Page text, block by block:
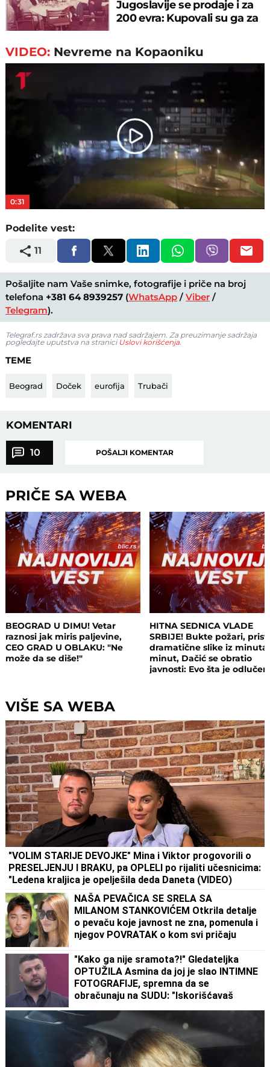
Jugoslavije se prodaje i za
200 evra: Kupovali su ga za
VIDEO: Nevreme na Kopaoniku
Play
Video
0:31
Podelite vest:
11
Pošaljite nam Vaše snimke, fotografije i priče na broj
telefona +381 64 8939257 (WhatsApp /Viber /
Telegram).
Telegraf.rs zadržava sva prava nad sadržajem. Za preuzimanje sadržaja
pogledajte uputstva na stranici Uslovi korišćenja.
TEME
Beograd Doček eurofija Trubači
KOMENTARI
10 POŠALJI KOMENTAR
PRIČE SA WEBA
BEOGRAD U DIMU! Vetar
raznosi jak miris paljevine,
CEO GRAD U OBLAKU: "Ne
može da se diše!"
HITNA SEDNICA VLADE
SRBIJE! Bukte požari,
dramatične slike iz minuta
minut, Dačić se obratio
javnosti: Evo šta je
VIŠE SA WEBA
"VOLIM STARIJE DEVOJKE" Mina i Viktor progovorili o
PRESELJENJU I BRAKU, pa OPLELI po rijaliti učesnicima:
"Ledena kraljica je opelješila deda Daneta (VIDEO)
NAŠA PEVAČICA SE SRELA SA
MILANOM STANKOVIĆEM Otkrila detalje
o pevaču koje javnost ne zna, pomenula i
njegov POVRATAK o kom svi pričaju
"Kako ga nije sramota?!" Gledateljka
OPTUŽILA Asmina da joj je slao INTIMNE
FOTOGRAFIJE, spremna da se
obračunaju na SUDU: "Iskorišćavaš